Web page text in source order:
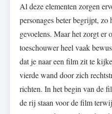
Al deze elementen zorgen
personages beter begrijpt, zo
gevoelens. Maar het zorgt er
toeschouwer heel vaak
dat je naar een film zit te
vierde wand door zich
richten. In het begin van de
de rij staan voor de film